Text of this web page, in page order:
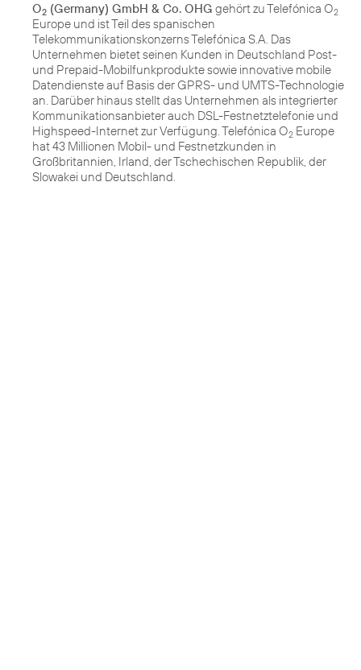
O2 (Germany) GmbH & Co. OHG gehört zu Telefónica O2
Europe und ist Teil des spanischen
Telekommunikationskonzerns Telefónica S.A. Das
Unternehmen bietet seinen Kunden in Deutschland Post-
und Prepaid-Mobilfunkprodukte sowie innovative mobile
Datendienste auf Basis der GPRS- und UMTS-Technologie
an. Darüber hinaus stellt das Unternehmen als integrierter
Kommunikationsanbieter auch DSL-Festnetztelefonie und
Highspeed-Internet zur Verfügung. Telefónica O2 Europe
hat 43 Millionen Mobil- und Festnetzkunden in
Großbritannien, Irland, der Tschechischen Republik, der
Slowakei und Deutschland.